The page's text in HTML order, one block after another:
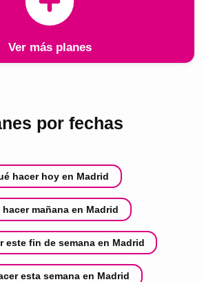
Ver más planes
por fechas
hacer hoy en Madrid
hacer mañana en Madrid
este fin de semana en Madrid
esta semana en Madrid